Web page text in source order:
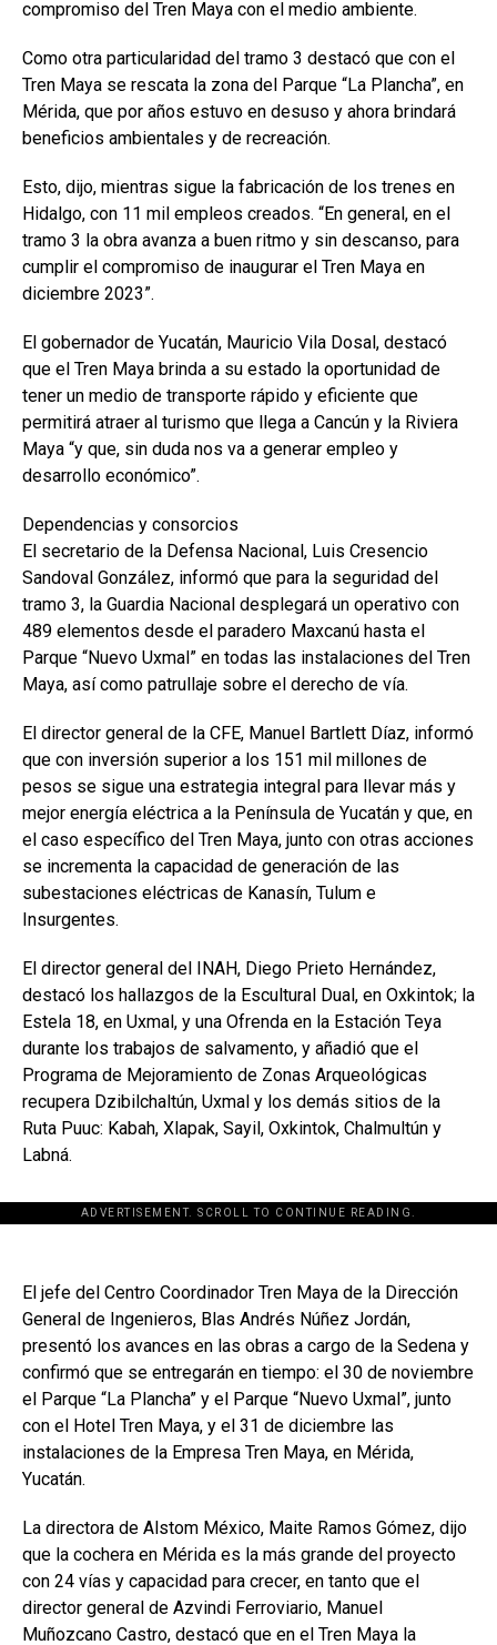
compromiso del Tren Maya con el medio ambiente.
Como otra particularidad del tramo 3 destacó que con el
Tren Maya se rescata la zona del Parque “La Plancha”, en
Mérida, que por años estuvo en desuso y ahora brindará
beneficios ambientales y de recreación.
Esto, dijo, mientras sigue la fabricación de los trenes en
Hidalgo, con 11 mil empleos creados. “En general, en el
tramo 3 la obra avanza a buen ritmo y sin descanso, para
cumplir el compromiso de inaugurar el Tren Maya en
diciembre 2023”.
El gobernador de Yucatán, Mauricio Vila Dosal, destacó
que el Tren Maya brinda a su estado la oportunidad de
tener un medio de transporte rápido y eficiente que
permitirá atraer al turismo que llega a Cancún y la Riviera
Maya “y que, sin duda nos va a generar empleo y
desarrollo económico”.
Dependencias y consorcios
El secretario de la Defensa Nacional, Luis Cresencio
Sandoval González, informó que para la seguridad del
tramo 3, la Guardia Nacional desplegará un operativo con
489 elementos desde el paradero Maxcanú hasta el
Parque “Nuevo Uxmal” en todas las instalaciones del Tren
Maya, así como patrullaje sobre el derecho de vía.
El director general de la CFE, Manuel Bartlett Díaz, informó
que con inversión superior a los 151 mil millones de
pesos se sigue una estrategia integral para llevar más y
mejor energía eléctrica a la Península de Yucatán y que, en
el caso específico del Tren Maya, junto con otras acciones
se incrementa la capacidad de generación de las
subestaciones eléctricas de Kanasín, Tulum e
Insurgentes.
El director general del INAH, Diego Prieto Hernández,
destacó los hallazgos de la Escultural Dual, en Oxkintok; la
Estela 18, en Uxmal, y una Ofrenda en la Estación Teya
durante los trabajos de salvamento, y añadió que el
Programa de Mejoramiento de Zonas Arqueológicas
recupera Dzibilchaltún, Uxmal y los demás sitios de la
Ruta Puuc: Kabah, Xlapak, Sayil, Oxkintok, Chalmultún y
Labná.
ADVERTISEMENT. SCROLL TO CONTINUE READING.
El jefe del Centro Coordinador Tren Maya de la Dirección
General de Ingenieros, Blas Andrés Núñez Jordán,
presentó los avances en las obras a cargo de la Sedena y
confirmó que se entregarán en tiempo: el 30 de noviembre
el Parque “La Plancha” y el Parque “Nuevo Uxmal”, junto
con el Hotel Tren Maya, y el 31 de diciembre las
instalaciones de la Empresa Tren Maya, en Mérida,
Yucatán.
La directora de Alstom México, Maite Ramos Gómez, dijo
que la cochera en Mérida es la más grande del proyecto
con 24 vías y capacidad para crecer, en tanto que el
director general de Azvindi Ferroviario, Manuel
Muñozcano Castro, destacó que en el Tren Maya la